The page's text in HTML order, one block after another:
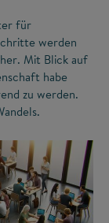
für
werden
Mit Blick auf
habe
zu werden.